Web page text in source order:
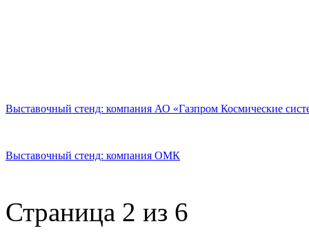
Выставочный стенд: компания АО «Газпром Космические
Выставочный стенд: компания ОМК
Страница 2 из 6